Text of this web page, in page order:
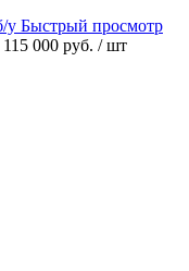
Быстрый просмотр
115 000 руб. / шт